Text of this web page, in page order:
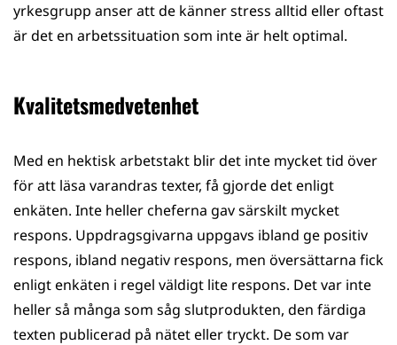
yrkesgrupp anser att de känner stress alltid eller oftast
är det en arbetssituation som inte är helt optimal.
Kvalitetsmedvetenhet
Med en hektisk arbetstakt blir det inte mycket tid över
för att läsa varandras texter, få gjorde det enligt
enkäten. Inte heller cheferna gav särskilt mycket
respons. Uppdragsgivarna uppgavs ibland ge positiv
respons, ibland negativ respons, men översättarna fick
enligt enkäten i regel väldigt lite respons. Det var inte
heller så många som såg slutprodukten, den färdiga
texten publicerad på nätet eller tryckt. De som var